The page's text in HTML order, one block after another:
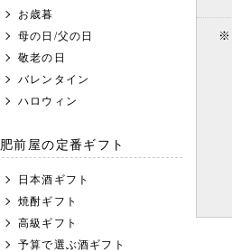
お歳暮
母の日/父の日
敬老の日
バレンタイン
ハロウィン
肥前屋の定番ギフト
日本酒ギフト
焼酎ギフト
高級ギフト
予算で選ぶ酒ギフト
※